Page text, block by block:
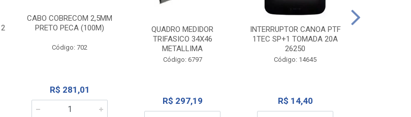
CABO COBRECOM 2,5MM
PRETO PECA (100M)
Código: 702
R$ 281,01
QUADRO MEDIDOR
TRIFASICO 34X46
METALLIMA
Código: 6797
R$ 297,19
INTERRUPTOR CANOA PTF
1TEC SP+1 TOMADA 20A
26250
Código: 14645
R$ 14,40